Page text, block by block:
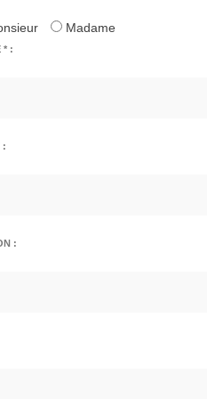
Madame
* :
:
: